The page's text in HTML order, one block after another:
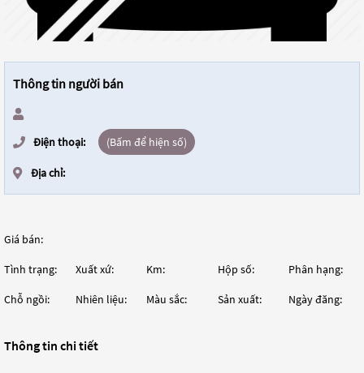
Thông tin người bán
Điện thoại: (Bấm để hiện số)
Địa chỉ:
Giá bán:
Tình trạng: Xuất xứ: Km: Hộp số: Phân hạng:
Chỗ ngồi: Nhiên liệu: Màu sắc: Sản xuất: Ngày đăng:
Thông tin chi tiết